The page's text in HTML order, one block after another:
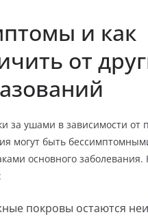
и как
от
за ушами в зависимости от
могут быть
основного заболевания.
покровы остаются